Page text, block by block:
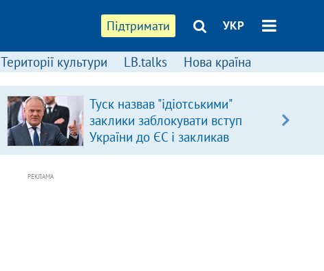
Підтримати УКР
Території культури LB.talks Нова країна
Туск назвав "ідіотськими"
заклики заблокувати вступ
України до ЄС і закликав
припинити антиукраїнську
РЕКЛАМА